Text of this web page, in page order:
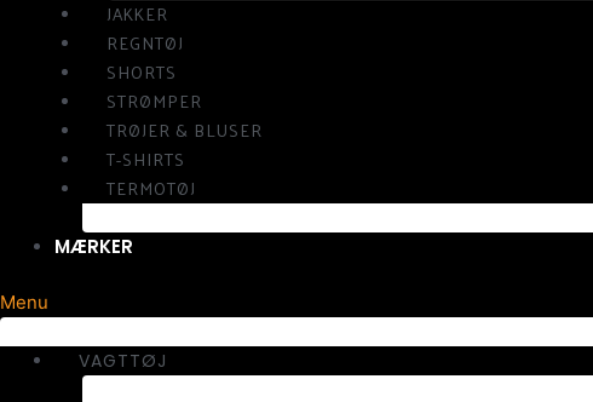
JAKKER
REGNTØJ
SHORTS
STRØMPER
TRØJER & BLUSER
T-SHIRTS
TERMOTØJ
MÆRKER
Menu
VAGTTØJ